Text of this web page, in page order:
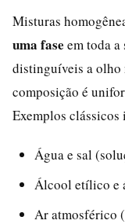
Misturas
uma fase em toda a
distinguíveis a olho
composição é
Exemplos clássicos
Água e sal
Álcool etílico e
Ar atmosférico